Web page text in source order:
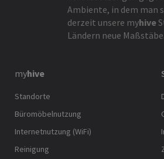
Ambiente, in dem man
derzeit unsere myhive
Ländern neue Maßstäbe.
myhive
Standorte
Büromöbelnutzung
Internetnutzung (WiFi)
Reinigung